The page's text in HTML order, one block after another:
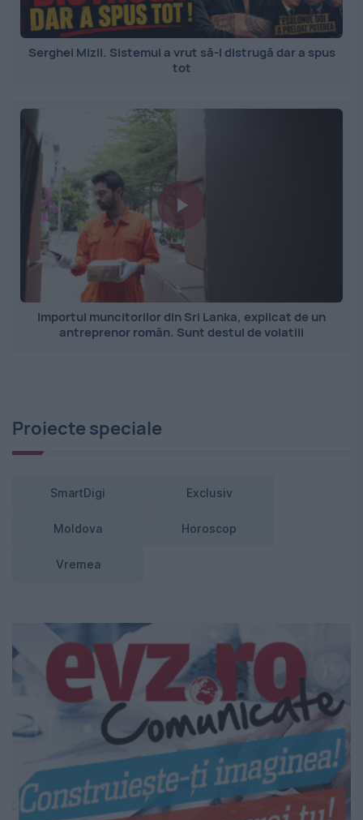
Serghei Mizil. Sistemul a vrut să-l distrugă dar a spus
tot
Importul muncitorilor din Sri Lanka, explicat de un
antreprenor român. Sunt destul de volatili
Proiecte speciale
SmartDigi Exclusiv
Moldova Horoscop
Vremea